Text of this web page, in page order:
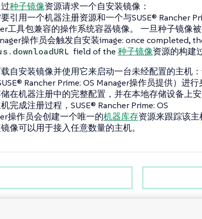
种子镜像资源请求一个自安装镜像：
引用一个机器注册资源和一个与SUSE® Rancher
工具包兼容的操作系统容器镜像。 一旦种子镜像被
操作员会触发自安装image: once completed,
field of the 种子镜像资源的构建
自安装镜像并使用它来启动一台未经配置的主机
Rancher Prime: OS Manager操作员提供）进行
在机器注册中的完整配置，并在本地存储设备上安
完成注册过程，SUSE® Rancher Prime: OS
操作员会创建一个唯一的机器库存资源来跟踪该主
像可以用于接入任意数量的主机。